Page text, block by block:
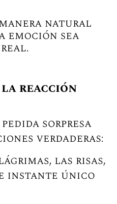
natural
emoción sea
la reacción
sorpresa
verdaderas:
las risas,
instante único